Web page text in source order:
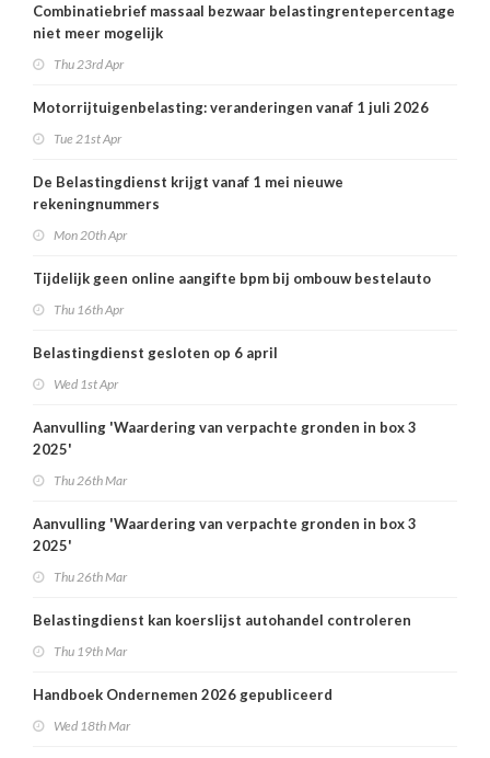
Combinatiebrief massaal bezwaar belastingrentepercentage
niet meer mogelijk
Thu 23rd Apr
Motorrijtuigenbelasting: veranderingen vanaf 1 juli 2026
Tue 21st Apr
De Belastingdienst krijgt vanaf 1 mei nieuwe
rekeningnummers
Mon 20th Apr
Tijdelijk geen online aangifte bpm bij ombouw bestelauto
Thu 16th Apr
Belastingdienst gesloten op 6 april
Wed 1st Apr
Aanvulling 'Waardering van verpachte gronden in box 3
2025'
Thu 26th Mar
Aanvulling 'Waardering van verpachte gronden in box 3
2025'
Thu 26th Mar
Belastingdienst kan koerslijst autohandel controleren
Thu 19th Mar
Handboek Ondernemen 2026 gepubliceerd
Wed 18th Mar